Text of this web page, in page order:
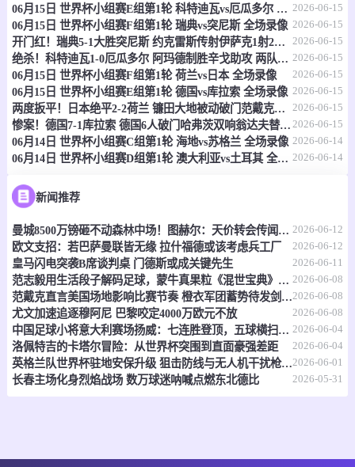
情报
乌兹职联 06-15 20:30 直播中
费尔干纳FA 0 - 0 哈沃尔罕
情报
坦桑超 06-15 21:00 即将开始
福斯特FC
情报
坦桑超 06-15 21:00 即将开始
福斯特FC 0 - 0 科斯塔尔
情报
坦桑超 06-15 21:00 即将开始
06月15日 世界杯小组赛E组第1轮 科特迪瓦vs厄瓜多尔 全场录像 2026-06-15
06月15日 世界杯小组赛F组第1轮 瑞典vs突尼斯 全场录像 2026-06-15
开门红！瑞典5-1大胜突尼斯 约克雷斯传射伊萨克1射2传阿亚里双响 2026-06-15
绝杀！科特迪瓦1-0厄瓜多尔 阿玛德制胜辛戈助攻 两队4中门框 2026-06-15
06月15日 世界杯小组赛F组第1轮 荷兰vs日本 全场录像 2026-06-15
06月15日 世界杯小组赛E组第1轮 德国vs库拉索 全场录像 2026-06-15
两度扳平！日本绝平2-2荷兰 镰田大地被动破门范戴克世界杯首球 2026-06-15
惨案！德国7-1库拉索 德国6人破门哈弗茨双响翁达夫替补1射2传 2026-06-15
06月14日 世界杯小组赛C组第1轮 海地vs苏格兰 全场录像 2026-06-14
06月14日 世界杯小组赛D组第1轮 澳大利亚vs土耳其 全场录像 2026-06-14
新闻推荐
曼城8500万镑砸不动森林中场！图赫尔：天价转会传闻反倒成了安德森的兴奋剂 2026-06-12
欧文支招：若巴萨曼联皆无缘 拉什福德或该考虑兵工厂 2026-06-12
皇马闪电突袭B席谈判桌 门德斯或成关键先生 2026-06-11
范志毅用生活段子解码足球，蒙牛真果粒《混世宝典》玩出新花样 2026-06-08
范戴克直言美国场地影响比赛节奏 橙衣军团蓄势待发剑指世界杯2026-06-08
尤文加速追逐穆阿尼 巴黎咬定4000万欧元不放 2026-06-08
中国足球小将意大利赛场扬威：七连胜登顶，五球横扫北欧豪门！ 2026-06-04
洛佩特吉的卡塔尔冒险：从世界杯突围到直面豪强差距 2026-06-04
英格兰队世界杯驻地安保升级 狙击防线与无人机干扰枪严阵以待2026-06-01
长春主场化身烈焰战场 数万球迷呐喊点燃东北德比 2026-05-31